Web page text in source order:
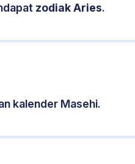
zodiak Aries.
kalender Masehi.